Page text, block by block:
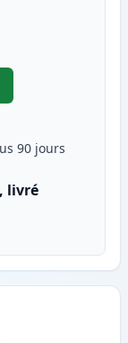
Canon FX-10
90 jours
livré